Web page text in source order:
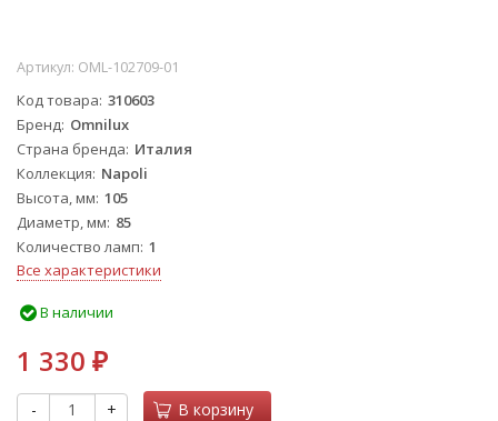
Артикул: OML-102709-01
Код товара 310603
Бренд Omnilux
Страна бренда Италия
Коллекция Napoli
Высота, мм 105
Диаметр, мм 85
Количество ламп 1
Все характеристики
В наличии
1 330 ₽
- + В корзину